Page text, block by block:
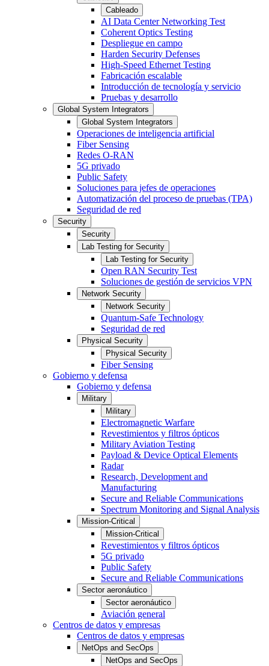
Cableado
AI Data Center Networking Test
Coherent Optics Testing
Despliegue en campo
Harden Security Defenses
High-Speed Ethernet Testing
Fabricación escalable
Introducción de tecnología y servicio
Pruebas y desarrollo
Global System Integrators
Global System Integrators
Operaciones de inteligencia artificial
Fiber Sensing
Redes O-RAN
5G privado
Public Safety
Soluciones para jefes de operaciones
Automatización del proceso de pruebas (TPA)
Seguridad de red
Security
Security
Lab Testing for Security
Lab Testing for Security
Open RAN Security Test
Soluciones de gestión de servicios VPN
Network Security
Network Security
Quantum-Safe Technology
Seguridad de red
Physical Security
Physical Security
Fiber Sensing
Gobierno y defensa
Gobierno y defensa
Military
Military
Electromagnetic Warfare
Revestimientos y filtros ópticos
Military Aviation Testing
Payload & Device Optical Elements
Radar
Research, Development and
Manufacturing
Secure and Reliable Communications
Spectrum Monitoring and Signal Analysis
Mission-Critical
Mission-Critical
Revestimientos y filtros ópticos
5G privado
Public Safety
Secure and Reliable Communications
Sector aeronáutico
Sector aeronáutico
Aviación general
Centros de datos y empresas
Centros de datos y empresas
NetOps and SecOps
NetOps and SecOps